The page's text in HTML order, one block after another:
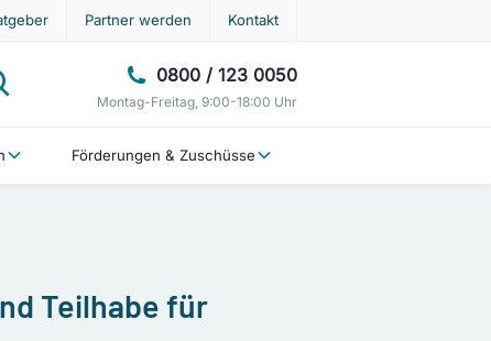
Partner werden Kontakt
0800 / 123 0050
Montag-Freitag, 9:00-18:00 Uhr
Förderungen & Zuschüsse
Teilhabe für